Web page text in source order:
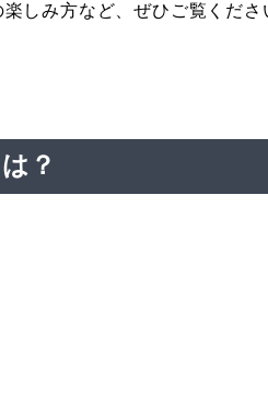
しみ方など、ぜひご覧くださ
？